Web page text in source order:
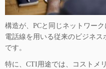
構造が、PCと同じネットワー
電話線を用いる従来のビジネス
です。
特に、CTI用途では、コストメ